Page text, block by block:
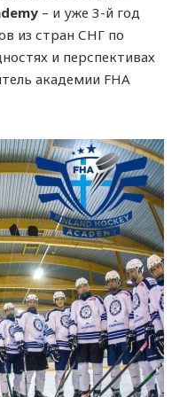
– и уже 3-й год
из стран СНГ по
и перспективах
академии FHA